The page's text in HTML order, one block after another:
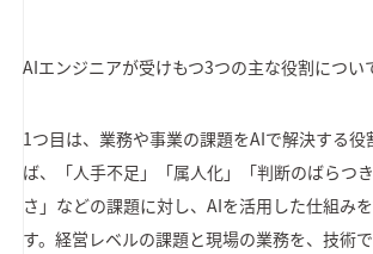
AIエンジニアが受けもつ3つの主な役割につい
1つ目は、業務や事業の課題をAIで解決する役
ば、「人手不足」「属人化」「判断のばらつ
さ」などの課題に対し、AIを活用した仕組み
す。経営レベルの課題と現場の業務を、技術